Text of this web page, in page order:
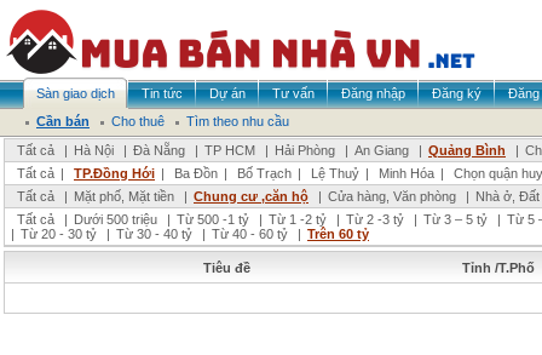
Sàn giao dịch Tin tức Dự án Tư vấn Đăng nhập Đăng ký
Đăng
Cần bán
Cho thuê
Tìm theo nhu cầu
Tất cả
| Hà Nội | Đà Nẵng | TP HCM | Hải Phòng | An Giang | Quảng Bình |
Tất cả | TP.Đồng Hới | Ba Đồn | Bố Trạch | Lệ Thuỷ | Minh Hóa |
Chọn quận
Tất cả
| Mặt phố, Mặt tiền | Chung cư ,căn hộ | Cửa hàng, Văn phòng | Nhà ở,
Tất cả
| Dưới 500 triệu | Từ 500 -1 tỷ | Từ 1 -2 tỷ | Từ 2 -3 tỷ | Từ 3 – 5 tỷ | Từ 5
| Từ 20 - 30 tỷ | Từ 30 - 40 tỷ | Từ 40 - 60 tỷ | Trên 60 tỷ
Tiêu đề Tỉnh /T.Phố